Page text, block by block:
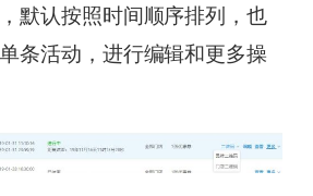
默认按照时间顺序排列，也
条活动，进行编辑和更多操